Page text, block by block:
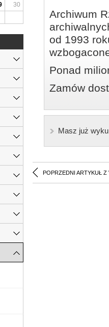
Archiwum
od 1993
Ponad
Zamów
Masz już
POPRZEDNI ARTYKUŁ Z
30